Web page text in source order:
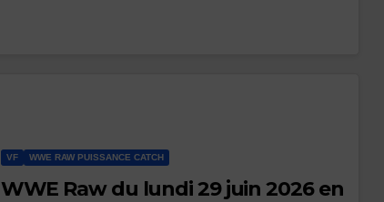
VF WWE RAW PUISSANCE CATCH
WWE Raw du lundi 29 juin 2026 en